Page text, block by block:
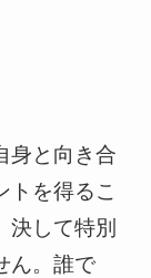
身と向き合
トを得るこ
決して特別
ん。誰で